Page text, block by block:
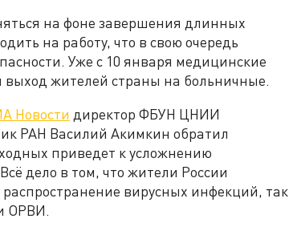
на фоне завершения длинных
на работу, что в свою очередь
Уже с 10 января медицинские
жителей страны на больничные.
Новости директор ФБУН ЦНИИ
РАН Василий Акимкин обратил
приведет к усложнению
дело в том, что жители России
вирусных инфекций, так
ОРВИ.